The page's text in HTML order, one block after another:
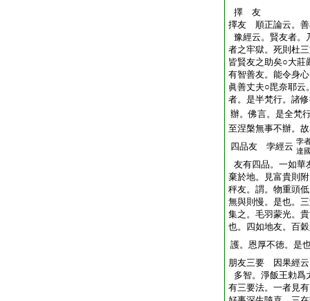
擇 友
擇友 順正論云。善
豫經云。賢友者。
者之牢獄。死則杜
皆賢友之助矣○大莊
有智善友。能令身
眞善丈夫○毘奈耶云
者。是半梵行。諸
辦。佛言。是全梵
至涅槃無事不辦。
四品友 孛經云 孛
達
友有四品。一如華
棄於地。見富貴則
秤友。謂。物重頭
無與則慢。是也。
集之。毛羽蒙光。
也。四如地友。百
護。恩厚不徳。是
朋友三要 因果經云
多智。淨飯王勅爲
有三要法。一者見